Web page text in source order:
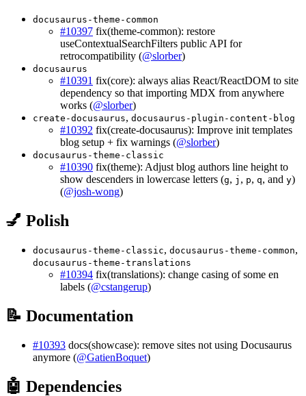
docusaurus-theme-common
#10397 fix(theme-common): restore
useContextualSearchFilters public API for
retrocompatibility (@slorber)
docusaurus
#10391 fix(core): always alias React/ReactDOM to site
dependency so that importing MDX from anywhere
works (@slorber)
create-docusaurus, docusaurus-plugin-content-blog
#10392 fix(create-docusaurus): Improve init templates
blog setup + fix warnings (@slorber)
docusaurus-theme-classic
#10390 fix(theme): Adjust blog authors line height to
show descenders in lowercase letters (g, j , p, q, and y)
(@josh-wong)
💅 Polish
docusaurus-theme-classic, docusaurus-theme-common,
docusaurus-theme-translations
#10394 fix(translations): change casing of some en
labels (@cstangerup)
📝 Documentation
#10393 docs(showcase): remove sites not using Docusaurus
anymore (@GatienBoquet)
🤖 Dependencies